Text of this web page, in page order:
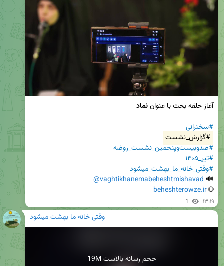
آغاز حلقه بحث با عنوان نماد
#سخنرانی
#گزارش_نشست
#صدوبیست‌وپنجمین_نشست_روضه
#تیر_۱۴۰۵
#وقتی_خانه_ما_بهشت_میشود
🔊
@vaghtikhanemabeheshtmishavad
🌐
beheshterowze.ir
1 ۱۳:۱۹
وقتی خانه ما بهشت میشود
19M حجم رسانه بالاست